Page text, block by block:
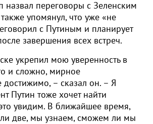
назвал переговоры с Зеленским
упомянул, что уже «не
с Путиным и планирует
завершения всех встреч.
укрепил мою уверенность в
и сложно, мирное
достижимо, – сказал он. – Я
Путин тоже хочет найти
увидим. В ближайшее время,
две, мы узнаем, сможем ли мы